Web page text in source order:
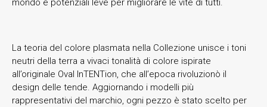
mondo e potenziali leve per migliorare le vite di tutti.
La teoria del colore plasmata nella Collezione unisce i toni
neutri della terra a vivaci tonalità di colore ispirate
all’originale Oval InTENTion, che all’epoca rivoluzionò il
design delle tende. Aggiornando i modelli più
rappresentativi del marchio, ogni pezzo è stato scelto per